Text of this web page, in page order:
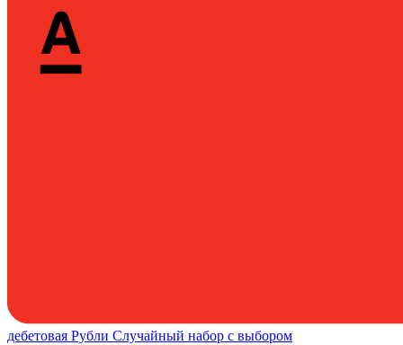
дебетовая Рубли Случайный набор с выбором